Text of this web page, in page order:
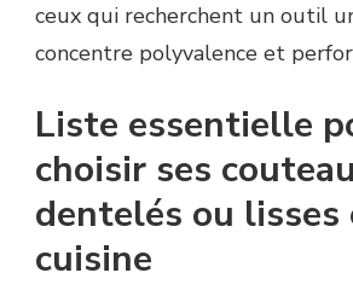
ceux qui recherchent un outil
concentre polyvalence et
Liste essentielle
choisir ses
dentelés ou lisses
cuisine